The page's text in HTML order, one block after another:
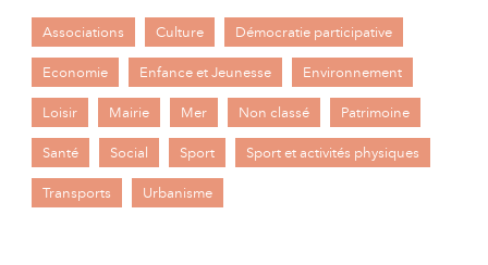
Associations Culture Démocratie participative
Economie Enfance et Jeunesse Environnement
Loisir Mairie Mer Non classé Patrimoine
Santé Social Sport Sport et activités physiques
Transports Urbanisme